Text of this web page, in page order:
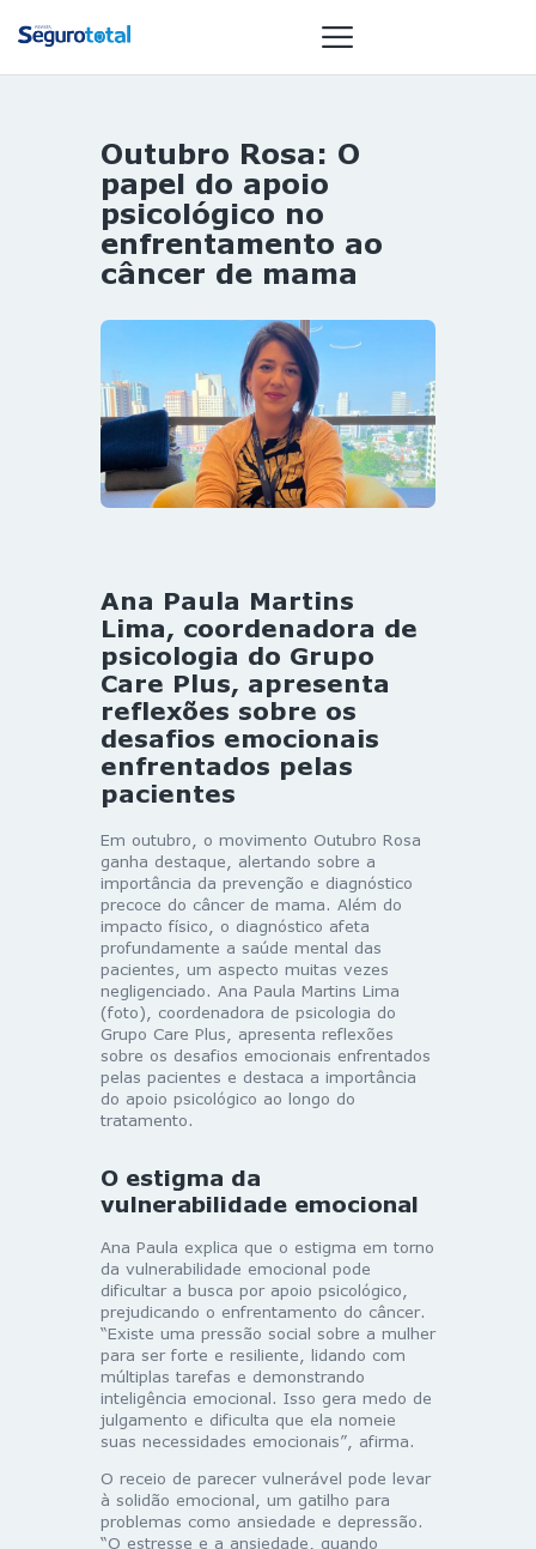
NOTÍCIAS
REVISTA
ESPECIAIS
GAIVOTA DE
ST SUMMIT
MULHERES
GESTORAS
HOMEST
HOME
Outubro Rosa: O
papel do apoio
psicológico no
enfrentamento ao
câncer de mama
Ana Paula Martins
Lima, coordenadora de
psicologia do Grupo
Care Plus, apresenta
reflexões sobre os
desafios emocionais
enfrentados pelas
pacientes
Em outubro, o movimento Outubro Rosa
ganha destaque, alertando sobre a
importância da prevenção e diagnóstico
precoce do câncer de mama. Além do
impacto físico, o diagnóstico afeta
profundamente a saúde mental das
pacientes, um aspecto muitas vezes
negligenciado. Ana Paula Martins Lima
(foto), coordenadora de psicologia do
Grupo Care Plus, apresenta reflexões
sobre os desafios emocionais enfrentados
pelas pacientes e destaca a importância
do apoio psicológico ao longo do
tratamento.
O estigma da
vulnerabilidade emocional
Ana Paula explica que o estigma em torno
da vulnerabilidade emocional pode
dificultar a busca por apoio psicológico,
prejudicando o enfrentamento do câncer.
“Existe uma pressão social sobre a mulher
para ser forte e resiliente, lidando com
múltiplas tarefas e demonstrando
inteligência emocional. Isso gera medo de
julgamento e dificulta que ela nomeie
suas necessidades emocionais”, afirma.
O receio de parecer vulnerável pode levar
à solidão emocional, um gatilho para
problemas como ansiedade e depressão.
“O estresse e a ansiedade, quando